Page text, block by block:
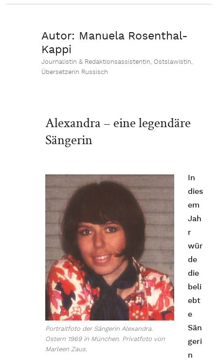
Autor: Manuela Rosenthal-
Kappi
Journalistin & Redaktionsassistentin, Ostslawistin,
Übersetzerin Russisch
Alexandra – eine legendäre
Sängerin
Portraitfoto der Sängerin Alexandra.
Ostern 1969 in München. Privatfoto von
Marleen Zaus.
In
dies
em
Jah
r
wür
de
die
beli
ebt
e
Sän
geri
n